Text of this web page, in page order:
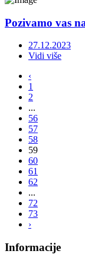
Pozivamo vas
27.12.2023
Vidi više
‹
1
2
...
56
57
58
59
60
61
62
...
72
73
›
Informacije